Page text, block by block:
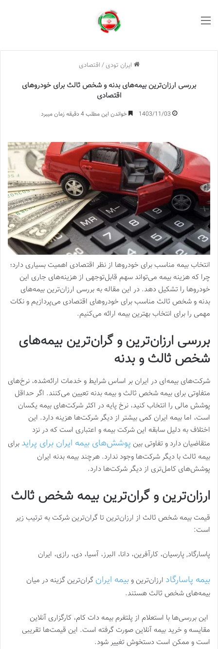
ایران تودی / اقتصادی
بررسی ارزان‌ترین بیمه‌های بدنه و شخص ثالث برای خودروهای
اقتصادی
1403/11/03 خواندن این مطلب 4 دقیقه زمان میبرد
انتخاب بیمه مناسب برای خودروها از نظر اقتصادی اهمیت بسیاری دارد؛
چرا که هزینه بیمه می‌تواند سهم قابل‌توجهی از هزینه‌های جاری این
خودروها را تشکیل دهد. در این مقاله به بررسی ارزان‌ترین بیمه‌های
بدنه و شخص ثالث مناسب برای خودروهای اقتصادی می‌پردازیم و نکات
مهمی را برای انتخاب بهترین بیمه ارائه می‌کنیم.
بررسی ارزان‌ترین و گران‌ترین بیمه‌های
شخص ثالث و بدنه
شرکت‌های بیمه‌ای در ایران بر اساس شرایط و خدمات ارائه‌شده، نرخ‌های
متفاوتی برای بیمه شخص ثالث و بیمه بدنه تعیین می‌کنند. اگر حداقل
پوشش مالی را انتخاب کنید، نرخ پایه در اکثر شرکت‌های بیمه یکسان
است، اما بیمه ایران کمی بیشتر از دیگر شرکت‌ها هزینه دارد. این
اختلاف به دلیل سابقه این شرکت بیمه و اعتباری است که در نزد
متقاضیان دارد و تفاوتی بین پوشش‌های بیمه ایران برای پراید برای
بیمه ثالث با دیگر شرکت‌ها وجود ندارد. هرچند بیمه بدنه ایران
پوشش‌های کامل‌تری از دیگر شرکت‌ها دارد.
ارزان‌ترین و گران‌ترین بیمه شخص ثالث
قیمت بیمه شخص ثالث از ارزان‌ترین تا گران‌ترین شرکت به ترتیب زیر
است:
پاسارگاد, پارسیان، کارآفرین، دانا، البرز، آسیا، دی، رازی، ایران
بیمه پاسارگاد ارزان‌ترین و بیمه ایران گران‌ترین گزینه در میان
بیمه‌های شخص ثالث هستند.
این بررسی‌ها با استعلام از پلتفرم بیمه دات کام، کارگزاری آنلاین
مقایسه و خرید بیمه آنلاین صورت گرفته است. این قیمت‌ها تقریبی
است و ممکن است دستخوش تغییر شود.